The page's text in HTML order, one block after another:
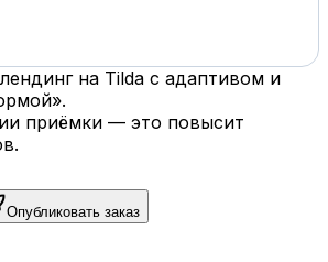
на Tilda с адаптивом и
приёмки — это повысит
Опубликовать заказ